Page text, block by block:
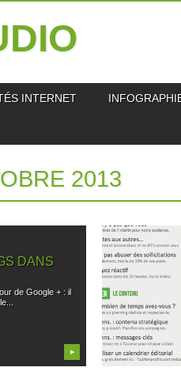
INTERNET
2013
DANS
de Google + : il
▶
17.10.13
TROUVER
LES
Une infographie
mieux trouver